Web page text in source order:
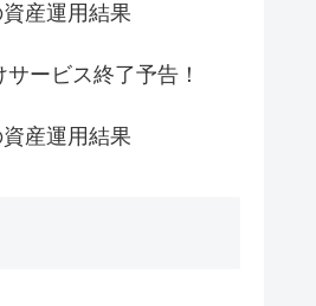
産運用結果
ービス終了予告！
産運用結果